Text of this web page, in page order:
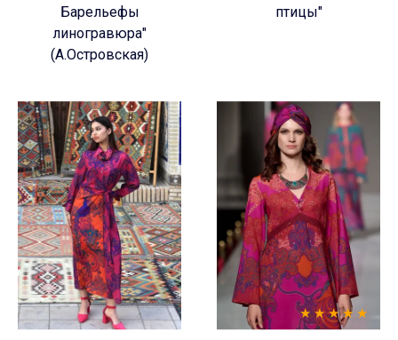
Барельефы
линогравюра"
(А.Островская)
птицы"